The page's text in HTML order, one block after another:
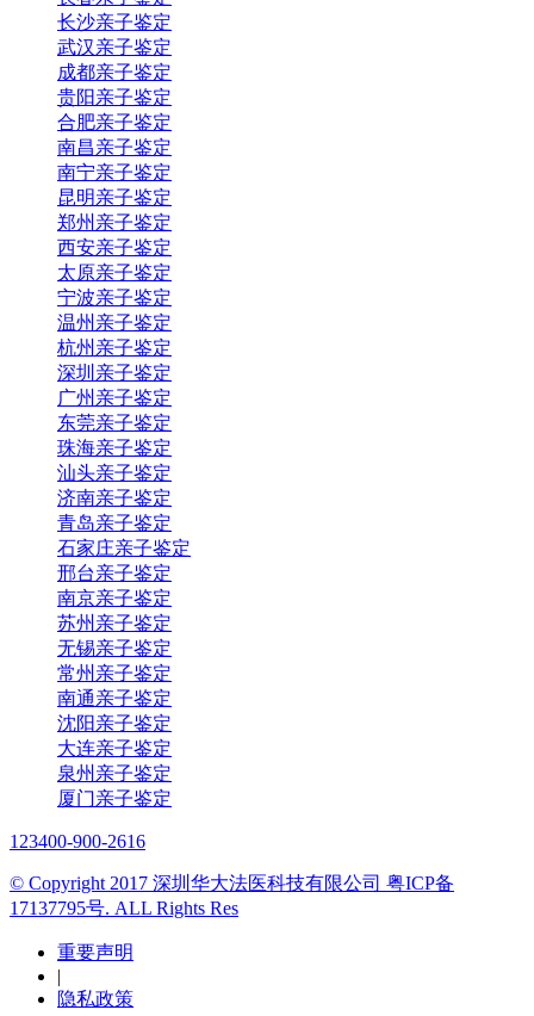
长沙亲子鉴定
武汉亲子鉴定
成都亲子鉴定
贵阳亲子鉴定
合肥亲子鉴定
南昌亲子鉴定
南宁亲子鉴定
昆明亲子鉴定
郑州亲子鉴定
西安亲子鉴定
太原亲子鉴定
宁波亲子鉴定
温州亲子鉴定
杭州亲子鉴定
深圳亲子鉴定
广州亲子鉴定
东莞亲子鉴定
珠海亲子鉴定
汕头亲子鉴定
济南亲子鉴定
青岛亲子鉴定
石家庄亲子鉴定
邢台亲子鉴定
南京亲子鉴定
苏州亲子鉴定
无锡亲子鉴定
常州亲子鉴定
南通亲子鉴定
沈阳亲子鉴定
大连亲子鉴定
泉州亲子鉴定
厦门亲子鉴定
123400-900-2616
© Copyright 2017 深圳华大法医科技有限公司 粤ICP备
17137795号. ALL Rights Res
重要声明
|
隐私政策